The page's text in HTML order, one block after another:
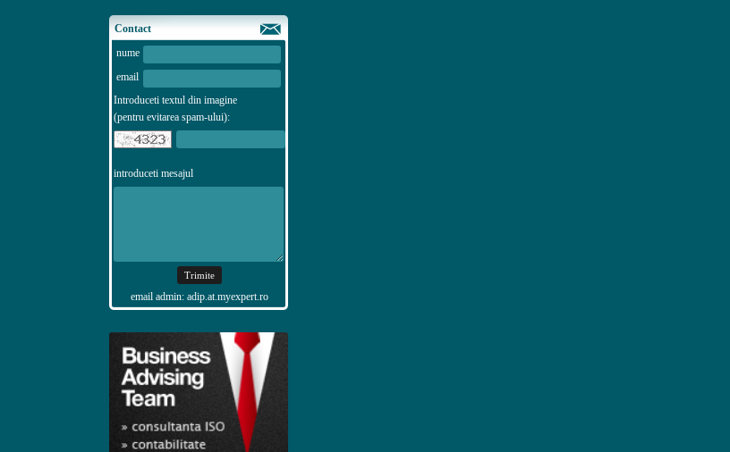
Contact
nume
email
Introduceti textul din imagine
(pentru evitarea spam-ului):
introduceti mesajul
email admin: adip.at.myexpert.ro